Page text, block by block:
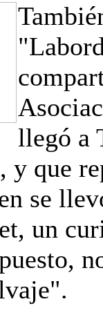
llegó a
y que
se
un